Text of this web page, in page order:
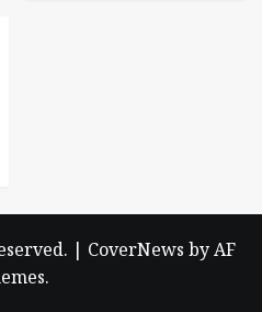
| CoverNews by AF